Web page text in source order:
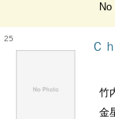
No
25
Ｃｈ
竹
金